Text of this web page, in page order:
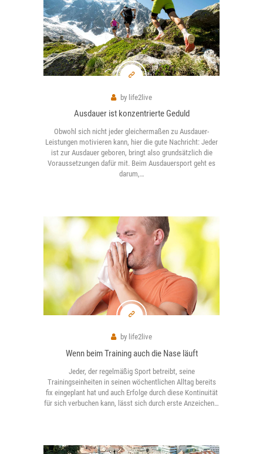
by life2live
Ausdauer ist konzentrierte Geduld
Obwohl sich nicht jeder gleichermaßen zu Ausdauer-
Leistungen motivieren kann, hier die gute Nachricht: Jeder
ist zur Ausdauer geboren, bringt also grundsätzlich die
Voraussetzungen dafür mit. Beim Ausdauersport geht es
darum,…
by life2live
Wenn beim Training auch die Nase läuft
Jeder, der regelmäßig Sport betreibt, seine
Trainingseinheiten in seinen wöchentlichen Alltag bereits
fix eingeplant hat und auch Erfolge durch diese Kontinuität
für sich verbuchen kann, lässt sich durch erste Anzeichen…